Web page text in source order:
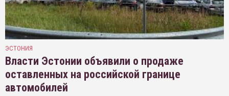
ЭСТОНИЯ
Власти Эстонии объявили о продаже
оставленных на российской границе
автомобилей